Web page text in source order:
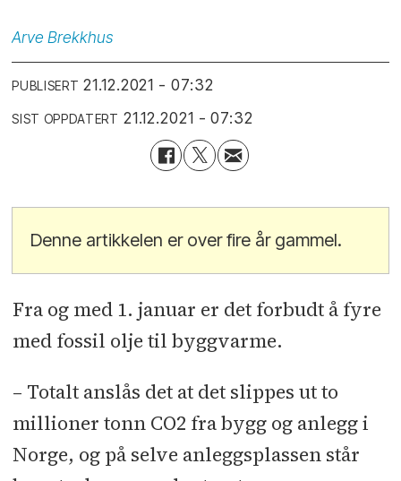
Arve Brekkhus
PUBLISERT 21.12.2021 - 07:32
SIST OPPDATERT 21.12.2021 - 07:32
Denne artikkelen er over fire år gammel.
Fra og med 1. januar er det forbudt å fyre
med fossil olje til byggvarme.
– Totalt anslås det at det slippes ut to
millioner tonn CO2 fra bygg og anlegg i
Norge, og på selve anleggsplassen står